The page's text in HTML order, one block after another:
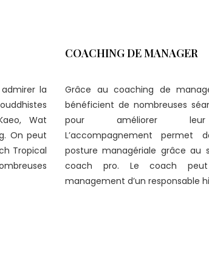
la
Wat
On peut
Tropical
COACHING DE MANAGER
Grâce au coaching de
bénéficient de nombreuses
pour améliorer leur
L’accompagnement permet
posture managériale grâce au
coach pro. Le coach
management d’un responsable